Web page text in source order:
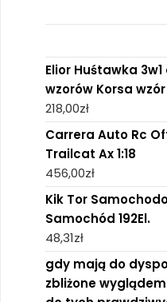
Elior Huśtawka
wzorów Korsa
218,00zł
Carrera Auto Rc
Trailcat Ax 1:18
456,00zł
Kik Tor
Samochód 192El.
48,31zł
gdy mają do
zbliżone